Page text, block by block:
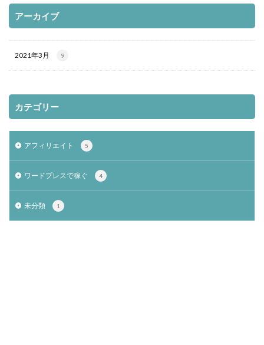
アーカイブ
2021年3月 9
カテゴリー
アフィリエイト 5
ワードプレスで稼ぐ 4
未分類 1